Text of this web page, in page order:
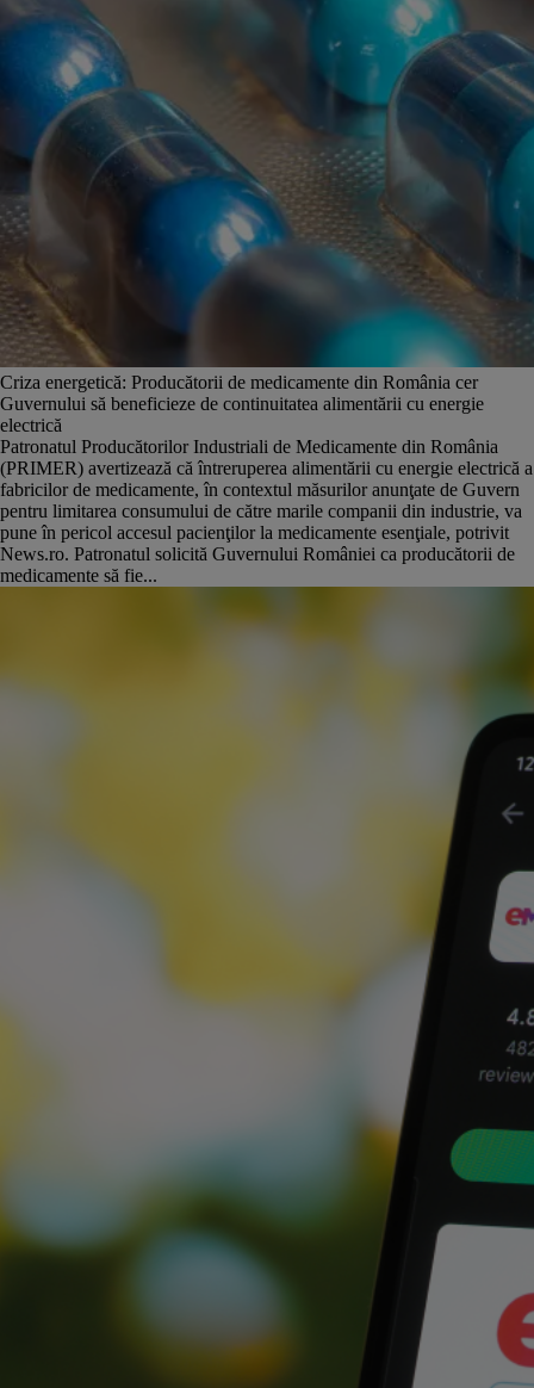
Criza energetică: Producătorii de medicamente din România cer
Guvernului să beneficieze de continuitatea alimentării cu energie
electrică
Patronatul Producătorilor Industriali de Medicamente din România
(PRIMER) avertizează că întreruperea alimentării cu energie electrică a
fabricilor de medicamente, în contextul măsurilor anunţate de Guvern
pentru limitarea consumului de către marile companii din industrie, va
pune în pericol accesul pacienţilor la medicamente esenţiale, potrivit
News.ro. Patronatul solicită Guvernului României ca producătorii de
medicamente să fie...